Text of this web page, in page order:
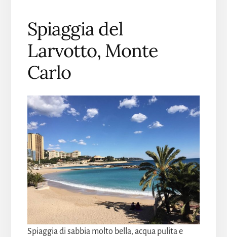
Spiaggia del
Larvotto, Monte
Carlo
Spiaggia di sabbia molto bella, acqua pulita e